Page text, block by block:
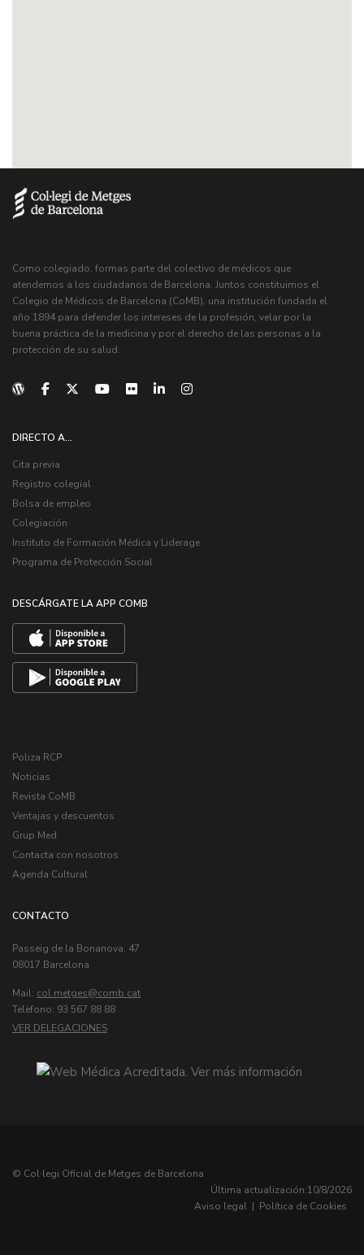
Como colegiado, formas parte del colectivo de médicos que
atendemos a los ciudadanos de Barcelona. Juntos constituimos el
Colegio de Médicos de Barcelona (CoMB), una institución fundada el
año 1894 para defender los intereses de la profesión, velar por la
buena práctica de la medicina y por el derecho de las personas a la
protección de su salud.
DIRECTO A...
Cita previa
Registro colegial
Bolsa de empleo
Colegiación
Instituto de Formación Médica y Liderage
Programa de Protección Social
DESCÁRGATE LA APP COMB
Poliza RCP
Noticias
Revista CoMB
Ventajas y descuentos
Grup Med
Contacta con nosotros
Agenda Cultural
CONTACTO
Passeig de la Bonanova, 47
08017 Barcelona
Mail: col.metges
Telèfono: 93 567 88 88
VER DELEGACIONES
© Col·legi Oficial de Metges de Barcelona
Última actualización:10/8/2026
Aviso legal | Política de Cookies